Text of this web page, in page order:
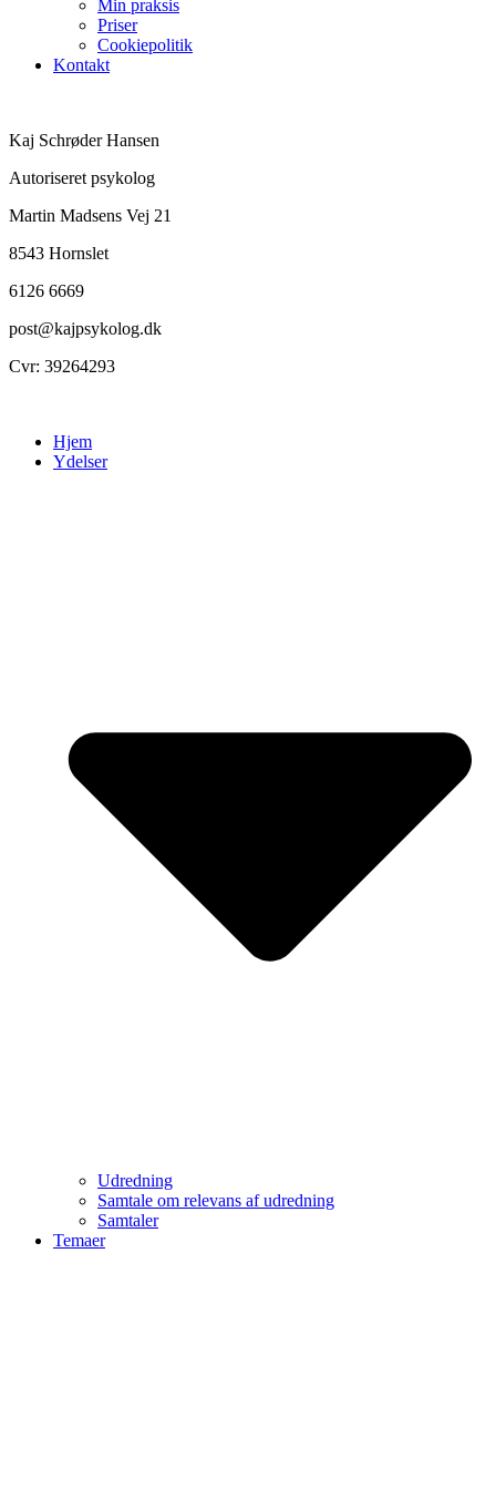
Min praksis
Priser
Cookiepolitik
Kontakt
Kaj Schrøder Hansen
Autoriseret psykolog
Martin Madsens Vej 21
8543 Hornslet
6126 6669
post@kajpsykolog.dk
Cvr: 39264293
Hjem
Ydelser
Udredning
Samtale om relevans af udredning
Samtaler
Temaer